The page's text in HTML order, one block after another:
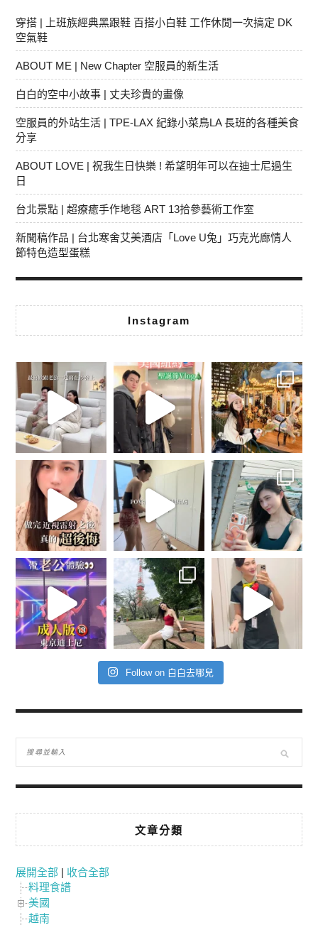
穿搭 | 上班族經典黑跟鞋 百搭小白鞋 工作休閒一次搞定 DK
空氣鞋
ABOUT ME | New Chapter 空服員的新生活
白白的空中小故事 | 丈夫珍貴的畫像
空服員的外站生活 | TPE-LAX 紀錄小菜鳥LA 長班的各種美食
分享
ABOUT LOVE | 祝我生日快樂 ! 希望明年可以在迪士尼過生
日
台北景點 | 超療癒手作地毯 ART 13拾參藝術工作室
新聞稿作品 | 台北寒舍艾美酒店「Love U兔」巧克光廊情人
節特色造型蛋糕
Instagram
Follow on 白白去哪兒
文章分類
展開全部 | 收合全部
料理食譜
美國
越南